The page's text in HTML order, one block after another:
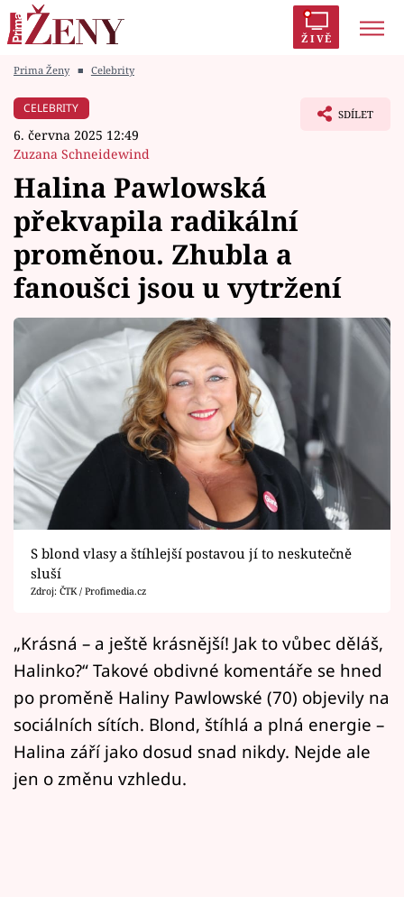
ŽIVĚ
Módní alarm
Témata
Celebrity
Vztahy
Seriály
Horoskopy
Sledujte prima+
Filmový festival Karlovy Vary
Mámy sobě
Přihlášení
Sledujte nás
Prima Ženy ■ Celebrity
CELEBRITY
6. června 2025 12:49
Zuzana Schneidewind
SDÍLET
Halina Pawlowská
překvapila radikální
proměnou. Zhubla a
fanoušci jsou u vytržení
S blond vlasy a štíhlejší postavou jí to neskutečně
sluší
Zdroj: ČTK / Profimedia.cz
„Krásná – a ještě krásnější! Jak to vůbec děláš,
Halinko?“ Takové obdivné komentáře se hned
po proměně Haliny Pawlowské (70) objevily na
sociálních sítích. Blond, štíhlá a plná energie –
Halina září jako dosud snad nikdy. Nejde ale
jen o změnu vzhledu.